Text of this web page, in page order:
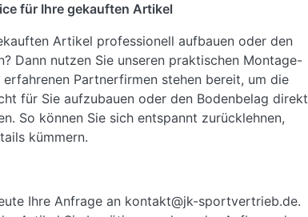
für Ihre gekauften Artikel
Artikel professionell aufbauen oder den
Dann nutzen Sie unseren praktischen Montage-
erfahrenen Partnerfirmen stehen bereit, um die
für Sie aufzubauen oder den Bodenbelag direkt
So können Sie sich entspannt zurücklehnen,
kümmern.
Ihre Anfrage an kontakt@jk-sportvertrieb.de.